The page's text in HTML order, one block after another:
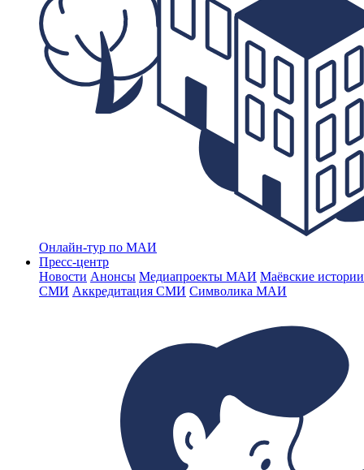
Онлайн-тур по МАИ
Пресс-центр
Новости Анонсы Медиапроекты МАИ Маёвские
СМИ Аккредитация СМИ Символика МАИ